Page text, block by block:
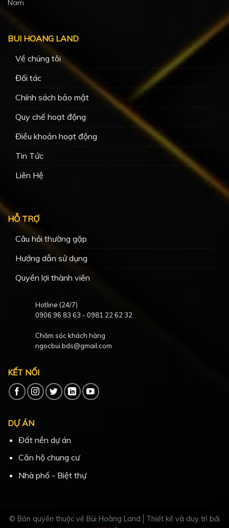
Nam
BUI HOANG LAND
Về chúng tôi
Đối tác
Chính sách bảo mật
Quy chế hoạt động
Điều khoản hoạt động
Tin Tức
Liên Hệ
HỖ TRỢ
Câu hỏi thường gặp
Hướng dẫn sử dụng
Quyền lợi thành viên
Hotline (24/7)
0906 96 83 63 - 0981 22 62 32
Chăm sóc khách hàng
ngocbui.bds@gmail.com
KẾT NỐI
DỰ ÁN
Đất nền dự án
Căn hộ chung cư
Nhà phố - Biệt thự
© Bản quyền thuộc về Bùi Hoàng Land
Thiết kế và duy trì bởi